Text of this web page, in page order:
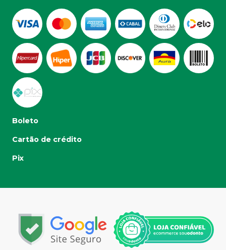
Boleto
Cartão de crédito
Pix